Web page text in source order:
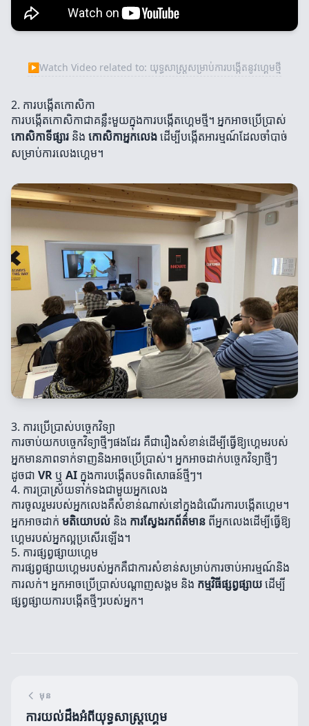
▶Watch Video related to: យុទ្ធសាស្ត្រសម្រាប់ការបង្កើតនូវហ្គេមថ្មី
2. ការបង្កើតកោសិកា
ការបង្កើតកោសិកាជាគន្លឹះមួយក្នុងការបង្កើតហ្គេមថ្មី។ អ្នកអាចប្រើប្រាស់
កោសិកាទីផ្សារ និង កោសិកាអ្នកលេងដើម្បីបង្កើតអារម្មណ៍ដែលចាំបាច់
សម្រាប់ការលេងហ្គេម។
3. ការប្រើប្រាស់បច្ចេកវិទ្យា
ការចាប់យកបច្ចេកវិទ្យាថ្មីៗផងដែរ គឺជារឿងសំខាន់ដើម្បីធ្វើឱ្យហ្គេមរបស់
អ្នកមានភាពទាក់ទាញនិងអាចប្រើប្រាស់។ អ្នកអាចដាក់បច្ចេកវិទ្យាថ្មីៗ
ដូចជា VRឬ AI ក្នុងការបង្កើតបទពិសោធន៍ថ្មីៗ។
4. ការប្រាស្រ័យទាក់ទងជាមួយអ្នកលេង
ការចូលរួមរបស់អ្នកលេងគឺសំខាន់ណាស់នៅក្នុងដំណើរការបង្កើតហ្គេម។
អ្នកអាចដាក់ មតិយោបល់ និង ការស្វែងរកព័ត៌មាន ពីអ្នកលេងដើម្បីធ្វើឱ្យ
ហ្គេមរបស់អ្នកល្អប្រសើរឡើង។
5. ការផ្សព្វផ្សាយហ្គេម
ការផ្សព្វផ្សាយហ្គេមរបស់អ្នកគឺជាការសំខាន់សម្រាប់ការចាប់អារម្មណ៍និង
ការលក់។ អ្នកអាចប្រើប្រាស់បណ្តាញសង្គម និង កម្មវិធីផ្សព្វផ្សាយដើម្បី
ផ្សព្វផ្សាយការបង្កើតថ្មីៗរបស់អ្នក។
មុន
ការយល់ដឹងអំពីយុទ្ធសាស្ត្រហ្គេម